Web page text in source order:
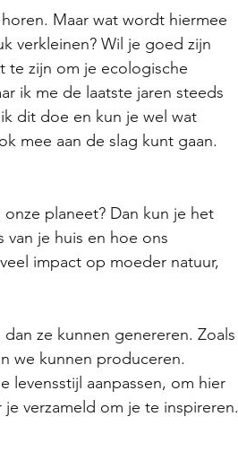
Maar wat wordt hiermee
verkleinen? Wil je goed zijn
te zijn om je ecologische
ik me de laatste jaren steeds
dit doe en kun je wel wat
mee aan de slag kunt gaan.
planeet? Dan kun je het
je huis en hoe ons
impact op moeder natuur,
ze kunnen genereren. Zoals
we kunnen produceren.
levensstijl aanpassen, om hier
verzameld om je te inspireren.